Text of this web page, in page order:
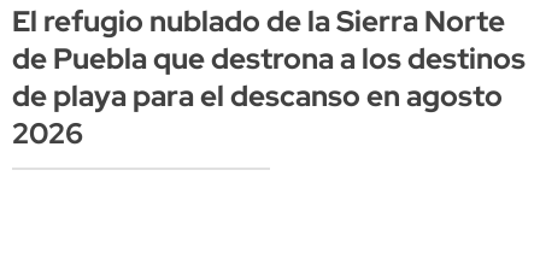
El refugio nublado de la Sierra Norte
de Puebla que destrona a los destinos
de playa para el descanso en agosto
2026